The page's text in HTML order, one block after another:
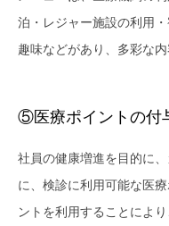
泊・レジャー施設の利用
趣味などがあり、多彩な内
⑤医療ポイントの付
社員の健康増進を目的に
に、検診に利用可能な医
ントを利用することによ